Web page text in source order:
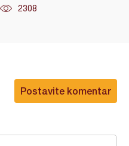
2308
Postavite komentar